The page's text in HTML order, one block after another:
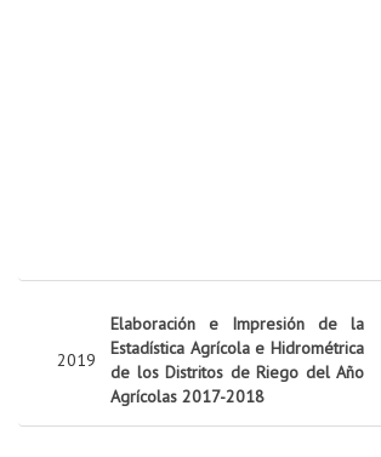
2019
Elaboración e Impresión de la
Estadística Agrícola e Hidrométrica
de los Distritos de Riego del Año
Agrícolas 2017-2018